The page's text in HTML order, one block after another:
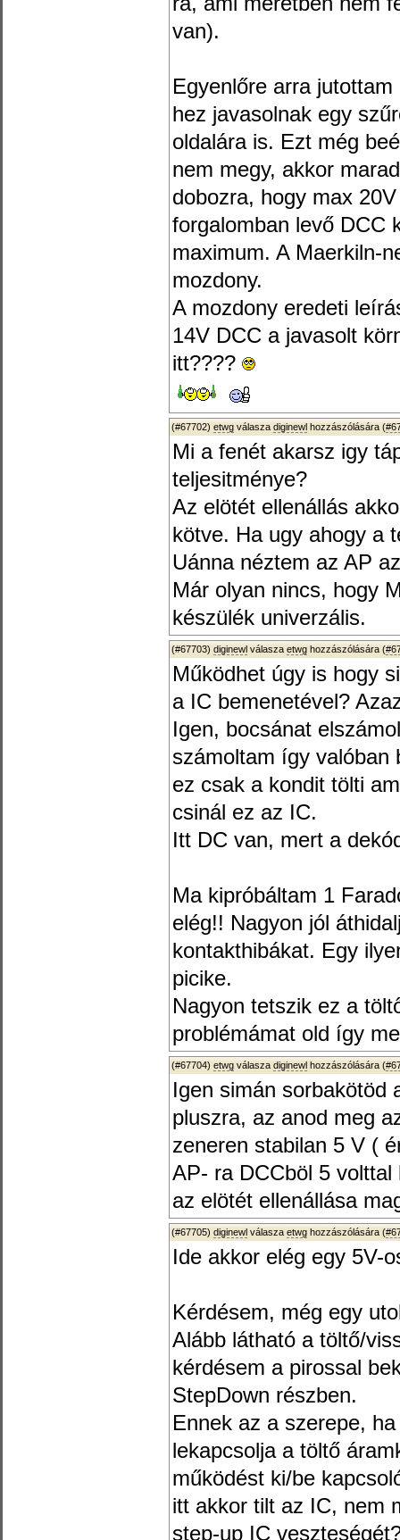
van).
Egyenlőre arra
hez javasolnak egy
oldalára is. Ezt még
nem megy, akkor
dobozra, hogy max
forgalomban levő DCC
maximum. A Maerkiln-
mozdony.
A mozdony eredeti
14V DCC a javasolt
itt????
(#67702) etwg válasza diginewl hozzászólására (
Mi a fenét akarsz igy
teljesitménye?
Az elötét ellenállás
kötve. Ha ugy ahogy a
Uánna néztem az AP
Már olyan nincs, hogy
készülék univerzális.
(#67703) diginewl válasza etwg hozzászólására (
Működhet úgy is hogy
a IC bemenetével?
Igen, bocsánat
számoltam így valóban
ez csak a kondit tölti
csinál ez az IC.
Itt DC van, mert a
Ma kipróbáltam 1
elég!! Nagyon jól
kontakthibákat. Egy
picike.
Nagyon tetszik ez a
problémámat old így
(#67704) etwg válasza diginewl hozzászólására (
Igen simán sorbakötöd
pluszra, az anod meg
zeneren stabilan 5 V (
AP- ra DCCböl 5
az elötét ellenállása
(#67705) diginewl válasza etwg hozzászólására (
Ide akkor elég egy 5V-
Kérdésem, még egy
Alább látható a töltő/
kérdésem a pirossal
StepDown részben.
Ennek az a szerepe,
lekapcsolja a töltő
működést ki/be
itt akkor tilt az IC, nem
step-up IC